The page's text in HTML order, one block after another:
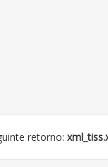
retorno: